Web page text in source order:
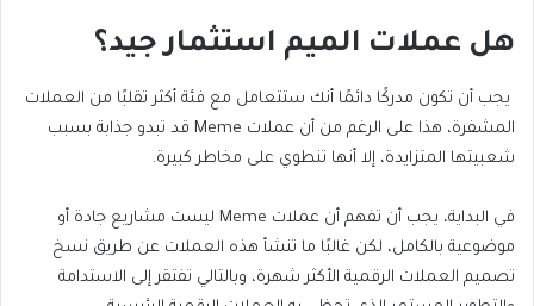
هل عملات الميم استثمار جيد؟
يجب أن تكون مدركًا دائمًا أنك ستتعامل مع فئة أكثر تقلبًا من العملات
المشفرة، هذا على الرغم من أن عملات Meme قد تبدو جذابة بسبب
شعبيتها المتزايدة، إلا أنها تنطوي على مخاطر كبيرة.
في البداية، يجب أن تفهم أن عملات Meme ليست مشاريع جادة أو
موضوعية بالكامل، لكن غالبًا ما تنشأ هذه العملات عن طريق نسخ
تصميم العملات الرقمية الأكثر شهرة، وبالتالي تفتقر إلى الاستدامة